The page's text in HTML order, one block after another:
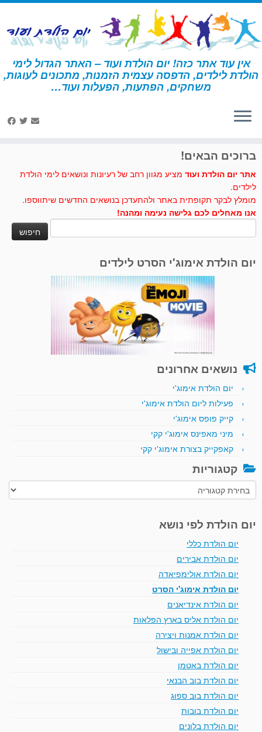
דלג
לתוכן
אין עוד אתר כזה! יום הולדת ועוד – האתר הגדול לימי
הולדת לילדים, הדפסה עצמית הזמנות, מתכונים לעוגות,
משחקים, הפתעות, הפעלות ועוד… דף הבית » אולימפיאדה » פעילות ומשחקים - אולימפיאדה » פעילות
ליום הולדת אולימפיאדה
לחצו לנו לייק בפייסבוק
ברוכים הבאים!
אתר יום הולדת ועוד מציע מגוון רחב של רעיונות ונושאים לימי הולדת
לילדים.
מומלץ לבקר תקופתית באתר ולהתעדכן בנושאים החדשים שיתווספו.
אנו מאחלים לכם גלישה נעימה ומהנה!
יום הולדת אימוג'י הסרט לילדים
נושאים אחרונים
יום הולדת אימוג'י
פעילות ליום הולדת אימוג'י
קייק פופס אימוג'י
מיני מאפינס אימוג'י קקי
קאפקייק בצורת אימוג'י קקי
קטגוריות
קטגוריות
יום הולדת לפי נושא
יום הולדת כללי
יום הולדת אבירים
יום הולדת אולימפיאדה
יום הולדת אימוג'י הסרט
יום הולדת אינדיאנים
יום הולדת אליס בארץ הפלאות
יום הולדת אמנות ויצירה
יום הולדת אפייה ובישול
יום הולדת באטמן
יום הולדת בוב הבנאי
יום הולדת בוב ספוג
יום הולדת בובות
יום הולדת בלונים